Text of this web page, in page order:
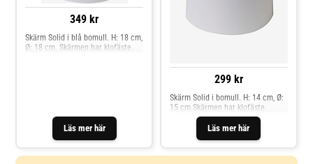
349 kr
Läs mer här
Skärm Solid i blå bomull. H: 18 cm,
Ø: 18 cm. Skärmen har klofäste.
299 kr
Läs mer här
Skärm Solid i bomull. H: 14 cm, Ø:
15 cm.Skärmen har klofäste.